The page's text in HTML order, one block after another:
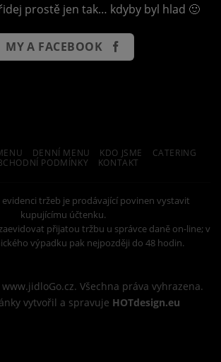
prostě jen tak… kdyby byl hlad 🙂
MY A FACEBOOK
DENNÍ MENU KDO JSME
CATERING
PODMÍNKY
KONTAKT
evidenci tržeb je prodávající povinen vystavit
kupujícímu účtenku.
přijatou tržbu u správce daně on-line; v
výpadku pak nejpozději do 48 hodin.
. Všechna práva vyhrazena.
vytvořil a spravuje HOTdesign.eu